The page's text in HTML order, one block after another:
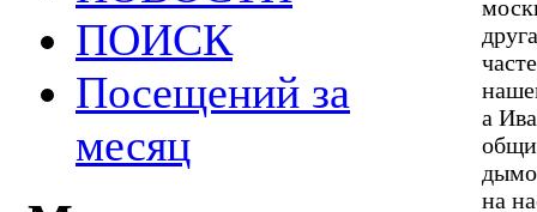
ПОИСК
Посещений за
месяц
а
на